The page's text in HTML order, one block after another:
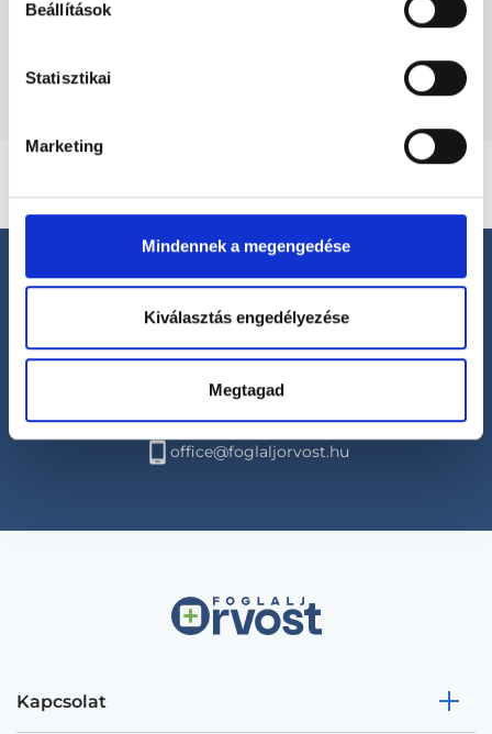
Beállítások
Statisztikai
Marketing
Mindennek a megengedése
Kiválasztás engedélyezése
Megtagad
Segíthetünk?
+36 1 700-1398
(H-P: 8:00-20:00)
office@foglaljorvost.hu
Kapcsolat